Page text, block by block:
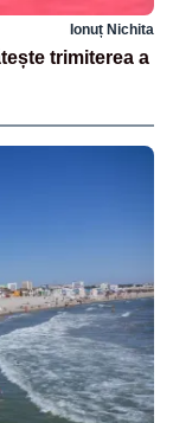
Ionuț Nichita
trimiterea a